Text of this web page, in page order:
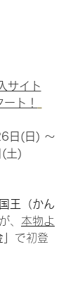
サイト
ト！
日(日) 〜
土)
王（かん
が、 本物よ
で初登